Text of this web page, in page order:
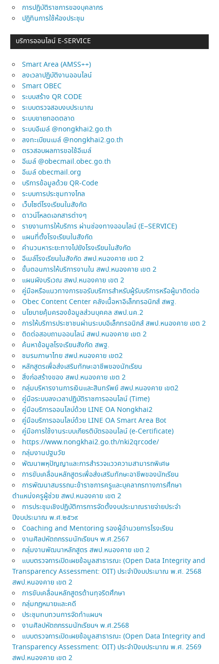
การปฎิบัติราชการของบุคลากร
ปฏิทินการใช้ห้องประชุม
บริการออนไลน์ E-SERVICE
Smart Area (AMSS++)
ลงเวลาปฏิบัติงานออนไลน์
Smart OBEC
ระบบสร้าง QR CODE
ระบบตรวจสอบงบประมาณ
ระบบขายทอดตลาด
ระบบอีเมล์ @nongkhai2.go.th
ลงทะเบียนเมล์ @nongkhai2.go.th
ตรวสอบผลการขอใช้อีเมล์
อีเมล์ @obecmail.obec.go.th
อีเมล์ obecmail.org
บริการข้อมูลด้วย QR-Code
ระบบการประชุมทางไกล
เว็บไซต์โรงเรียนในสังกัด
ดาวน์โหลดเอกสารต่างๆ
รายงานการให้บริการ ผ่านช่องทางออนไลน์ (E–SERVICE)
แผนที่ตั้งโรงเรียนในสังกัด
คำนวนหาระยะทางไปยังโรงเรียนในสังกัด
อีเมล์โรงเรียนในสังกัด สพป.หนองคาย เขต 2
ขั้นตอนการให้บริการงานใน สพป.หนองคาย เขต 2
แผนผังบริเวณ สพป.หนองคาย เขต 2
คู่มือหรือแนวทางการขอรับบริการสำหรับผู้รับบริการหรือผู้มาติดต่อ
Obec Content Center คลังเนื้อหาอิเล็กทรอนิกส์ สพฐ.
นโยบายคุ้มครองข้อมูลส่วนบุคคล สพป.นค.2
การให้บริการประชาชนผ่านระบบอิเล็กทรอนิกส์ สพป.หนองคาย เขต 2
ติดต่อสอบถามออนไลน์ สพป.หนองคาย เขต 2
ค้นหาข้อมูลโรงเรียนสังกัด สพฐ.
ชมรมภาษาไทย สพป.หนองคาย เขต2
หลักสูตรเพื่อส่งเสริมทักษะอาชีพของนักเรียน
สิ่งก่อสร้างของ สพป.หนองคาย เขต 2
กลุ่มบริหารงานการเงินและสินทรัพย์ สพป.หนองคาย เขต2
คู่มือระบบลงเวลาปฏิบัติราชการออนไลน์ (Time)
คู่มือบริการออนไลบ์ด้วย LINE OA Nongkhai2
คู่มือบริการออนไลบ์ด้วย LINE OA Smart Area Bot
คู่มือการใช้งานระบบเกียรติบัตรออนไลน์ (e-Certificate)
https://www.nongkhai2.go.th/nki2qrcode/
กลุ่มงานปฐมวัย
พัฒนาพหุปัญญาและการสำรวจแววความสามารถพิเศษ
การขับเคลื่อนหลักสูตรเพื่อส่งเสริมทักษะอาชีพของนักเรียน
การพัฒนาสมรรถนะข้าราชการครูและบุคลากรทางการศึกษา
ตำแหน่งครูผู้ช่วย สพป.หนองคาย เขต 2
การประชุมเชิงปฏิบัติการการจัดตั้งงบประมาณรายจ่ายประจำ
ปีงบประมาณ พ.ศ.๒๕๖๙
Coaching and Mentoring รองผู้อำนวยการโรงเรียน
งานศิลปหัตถกรรมนักเรียนฯ พ.ศ.2567
กลุ่มงานพัฒนาหลักสูตร สพป.หนองคาย เขต 2
แบบตรวจการเปิดเผยข้อมูลสาธารณะ (Open Data Integrity and
Transparency Assessment: OIT) ประจำปีงบประมาณ พ.ศ. 2568
สพป.หนองคาย เขต 2
การขับเคลื่อนหลักสูตรต้านทุจริตศึกษา
กลุ่มกฎหมายและคดี
ประชุมทบทวนการจัดทำแผนฯ
งานศิลปหัตถกรรมนักเรียนฯ พ.ศ.2568
แบบตรวจการเปิดเผยข้อมูลสาธารณะ (Open Data Integrity and
Transparency Assessment: OIT) ประจำปีงบประมาณ พ.ศ. 2569
สพป.หนองคาย เขต 2